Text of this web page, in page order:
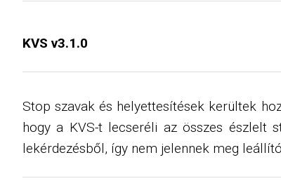
KVS v3.1.0
Stop szavak és helyettesítések kerültek
hogy a KVS-t lecseréli az összes észlelt
lekérdezésből, így nem jelennek meg